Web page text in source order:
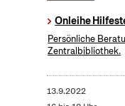
Onleihe
Persönliche
Zentralbibliothek.
13.9.2022